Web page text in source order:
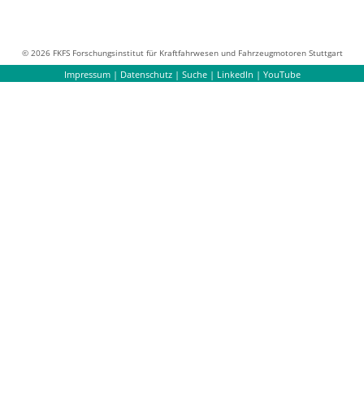
© 2026 FKFS Forschungsinstitut für Kraftfahrwesen und Fahrzeugmotoren Stuttgart
Impressum| Datenschutz| Suche| LinkedIn | YouTube